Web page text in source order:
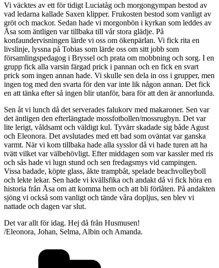
Vi väcktes av ett för tidigt Luciatåg och morgongympan bestod av
vad ledarna kallade Saxen klipper. Frukosten bestod som vanligt av
gröt och mackor. Sedan hade vi morgonbön i kyrkan som leddes av
Åsa som äntligen var tillbaka till vår stora glädje. På
konfaundervisningen lärde vi oss om ökenpärlan. Vi fick rita en
livslinje, lyssna på Tobias som lärde oss om sitt jobb som
församlingspedagog i Bryssel och prata om mobbning och sorg. I en
grupp fick alla varsin färgad prick i pannan och en fick en svart
prick som ingen annan hade. Vi skulle sen dela in oss i grupper, men
ingen tog med den svarta för den var inte lik någon annan. Det fick
en att tänka efter så ingen blir utanför, bara för att den är annorlunda.
Sen åt vi lunch då det serverades falukorv med makaroner. Sen var
det äntligen den efterlängtade mossfotbollen/mossrugbyn. Det var
lite lerigt, våldsamt och väldigt kul. Tyvärr skadade sig både Agust
och Eleonora. Det avslutades med ett bad som oväntat var ganska
varmt. När vi kom tillbaka hade alla sysslor då vi hade turen att ha
tvätt vilket var välbehövligt. Efter middagen som var kassler med ris
och sås hade vi lugn stund och sen fredagsmys vid campingen.
Vissa badade, köpte glass, åkte trampbåt, spelade beachvolleyboll
och lekte lekar. Sen hade vi kvällsfika och andakt då vi fick höra en
historia från Åsa om att komma hem och att bli förlåten. På andakten
sjöng vi också som vanligt och tände våra dopljus, sen blev vi
nattade och dagen var slut.
Det var allt för idag. Hej då från Husmusen!
/Eleonora, Johan, Selma, Albin och Amanda.